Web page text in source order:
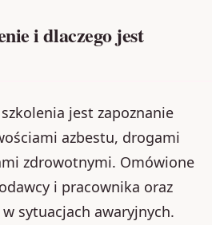
i dlaczego jest
jest zapoznanie
azbestu, drogami
zdrowotnymi. Omówione
i pracownika oraz
sytuacjach awaryjnych.